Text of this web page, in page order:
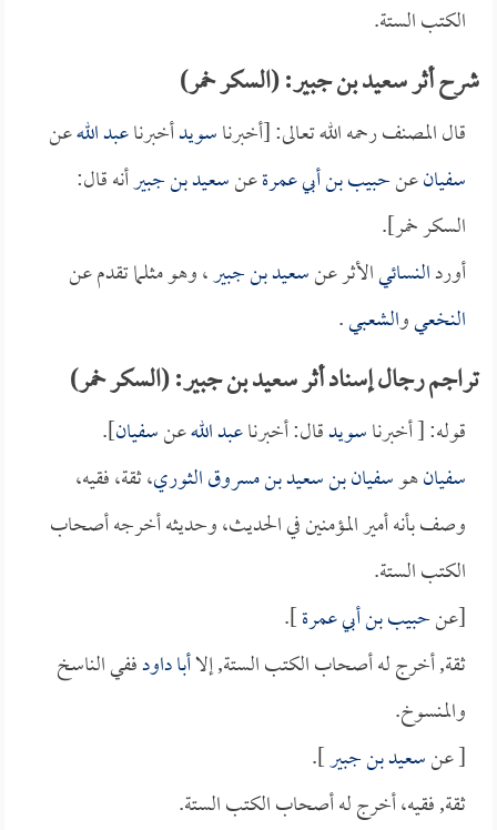
الكتب الستة.
شرح أثر سعيد بن جبير: (السكر خمر)
قال المصنف رحمه الله تعالى: [أخبرناسويدأخبرناعبد اللهعن
سفيانعنحبيب بن أبي عمرةعنسعيد بن جبيرأنه قال:
السكر خمر].
أوردالنسائيالأثر عنسعيد بن جبير، وهو مثلما تقدم عن
النخعيوالشعبي.
تراجم رجال إسناد أثر سعيد بن جبير: (السكر خمر)
قوله: [ أخبرناسويدقال: أخبرناعبد اللهعنسفيان].
سفيانهوسفيان بن سعيد بن مسروق الثوري، ثقة، فقيه،
وصف بأنه أمير المؤمنين في الحديث، وحديثه أخرجه أصحاب
الكتب الستة.
[عنحبيب بن أبي عمرة].
ثقة, أخرج له أصحاب الكتب الستة, إلاأبا داودففي الناسخ
والمنسوخ.
[ عنسعيد بن جبير].
ثقة, فقيه، أخرج له أصحاب الكتب الستة.